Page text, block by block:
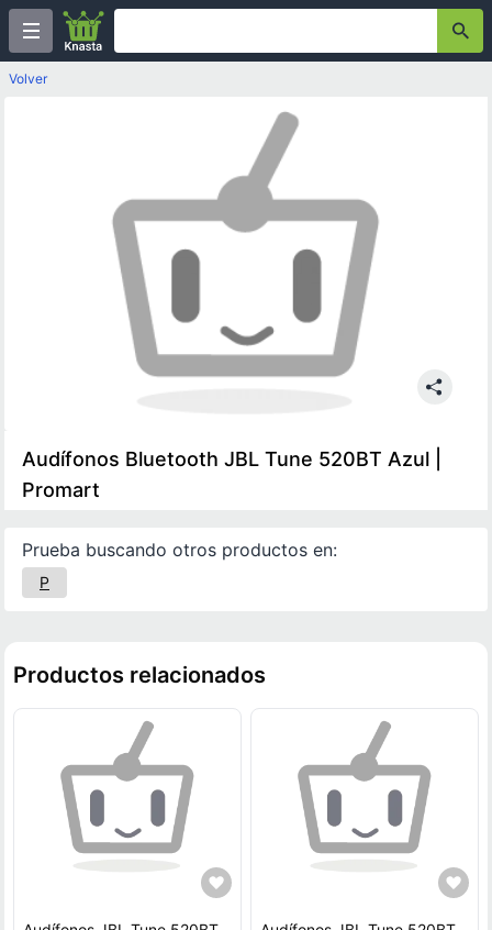
Volver
Audífonos Bluetooth JBL Tune 520BT Azul |
Promart
Prueba buscando otros productos en:
P
Productos relacionados